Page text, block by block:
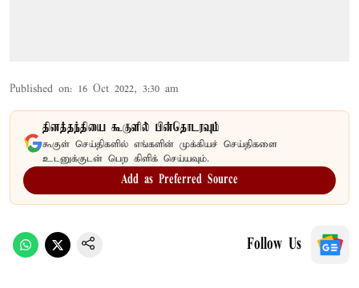
Published on: 16 Oct 2022, 3:30 am
தினத்தந்தியை கூகுளில் பின்தொடரவும்
கூகுள் செய்திகளில் எங்களின் முக்கியச் செய்திகளை
உடனுக்குடன் பெற கிளிக் செய்யவும்.
Add as Preferred Source
Follow Us